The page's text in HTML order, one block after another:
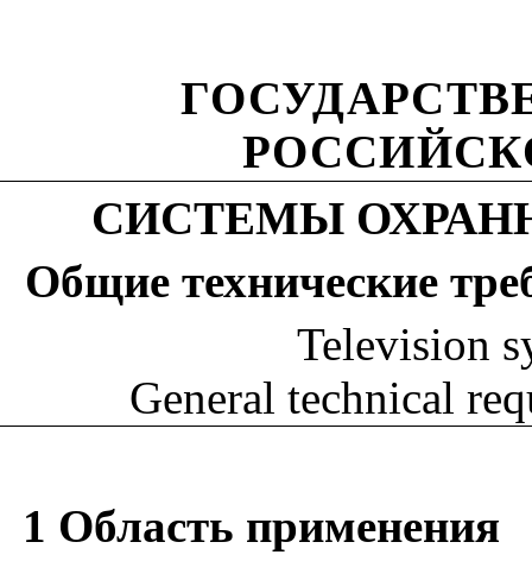
СИСТЕМЫ
Общие технические
Television
General technical
1 Область применения